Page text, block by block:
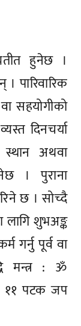
हुनेछ ।
पारिवारिक
सहयोगीको
दिनचर्या
अथवा
। पुराना
छ । सोच्दै
शुभअङ्क
गर्नु पूर्व वा
मन्त्र : ॐ
११ पटक जप